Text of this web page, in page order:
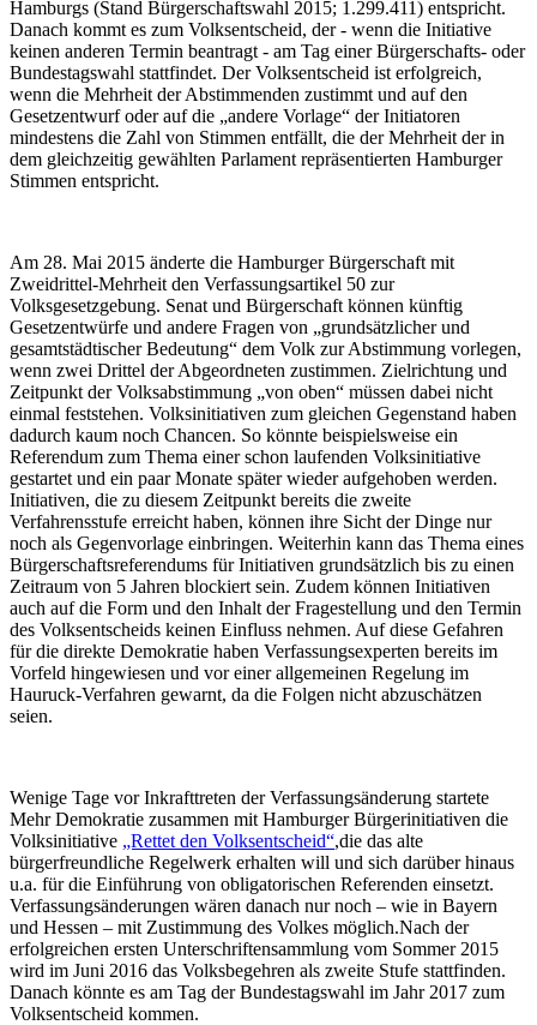
Hamburgs (Stand Bürgerschaftswahl 2015; 1.299.411) entspricht.
Danach kommt es zum Volksentscheid, der - wenn die Initiative
keinen anderen Termin beantragt - am Tag einer Bürgerschafts- oder
Bundestagswahl stattfindet. Der Volksentscheid ist erfolgreich,
wenn die Mehrheit der Abstimmenden zustimmt und auf den
Gesetzentwurf oder auf die „andere Vorlage“ der Initiatoren
mindestens die Zahl von Stimmen entfällt, die der Mehrheit der in
dem gleichzeitig gewählten Parlament repräsentierten Hamburger
Stimmen entspricht.
Am 28. Mai 2015 änderte die Hamburger Bürgerschaft mit
Zweidrittel-Mehrheit den Verfassungsartikel 50 zur
Volksgesetzgebung. Senat und Bürgerschaft können künftig
Gesetzentwürfe und andere Fragen von „grundsätzlicher und
gesamtstädtischer Bedeutung“ dem Volk zur Abstimmung vorlegen,
wenn zwei Drittel der Abgeordneten zustimmen. Zielrichtung und
Zeitpunkt der Volksabstimmung „von oben“ müssen dabei nicht
einmal feststehen. Volksinitiativen zum gleichen Gegenstand haben
dadurch kaum noch Chancen. So könnte beispielsweise ein
Referendum zum Thema einer schon laufenden Volksinitiative
gestartet und ein paar Monate später wieder aufgehoben werden.
Initiativen, die zu diesem Zeitpunkt bereits die zweite
Verfahrensstufe erreicht haben, können ihre Sicht der Dinge nur
noch als Gegenvorlage einbringen. Weiterhin kann das Thema eines
Bürgerschaftsreferendums für Initiativen grundsätzlich bis zu einen
Zeitraum von 5 Jahren blockiert sein. Zudem können Initiativen
auch auf die Form und den Inhalt der Fragestellung und den Termin
des Volksentscheids keinen Einfluss nehmen. Auf diese Gefahren
für die direkte Demokratie haben Verfassungsexperten bereits im
Vorfeld hingewiesen und vor einer allgemeinen Regelung im
Hauruck-Verfahren gewarnt, da die Folgen nicht abzuschätzen
seien.
Wenige Tage vor Inkrafttreten der Verfassungsänderung startete
Mehr Demokratie zusammen mit Hamburger Bürgerinitiativen die
Volksinitiative „Rettet den Volksentscheid“,die das alte
bürgerfreundliche Regelwerk erhalten will und sich darüber hinaus
u.a. für die Einführung von obligatorischen Referenden einsetzt.
Verfassungsänderungen wären danach nur noch – wie in Bayern
und Hessen – mit Zustimmung des Volkes möglich.Nach der
erfolgreichen ersten Unterschriftensammlung vom Sommer 2015
wird im Juni 2016 das Volksbegehren als zweite Stufe stattfinden.
Danach könnte es am Tag der Bundestagswahl im Jahr 2017 zum
Volksentscheid kommen.